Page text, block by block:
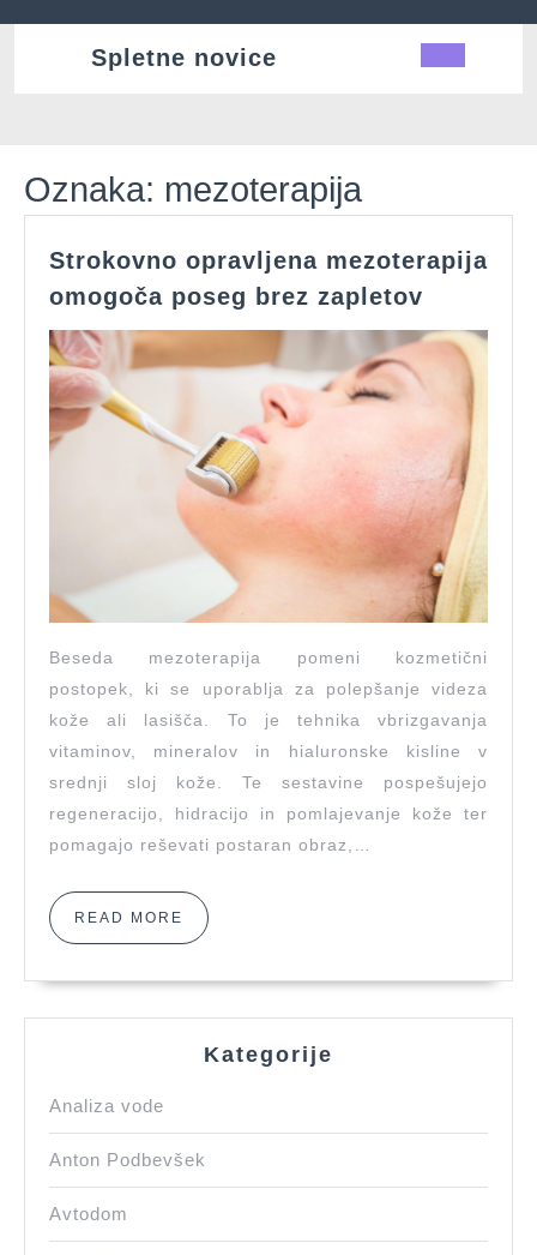
Spletne novice
Oznaka: mezoterapija
Strokovno opravljena mezoterapija
omogoča poseg brez zapletov
omogoča
brez
zapletov
Beseda mezoterapija pomeni kozmetični
postopek, ki se uporablja za polepšanje videza
kože ali lasišča. To je tehnika vbrizgavanja
vitaminov, mineralov in hialuronske kisline v
srednji sloj kože. Te sestavine pospešujejo
regeneracijo, hidracijo in pomlajevanje kože ter
pomagajo reševati postaran obraz,…
READ MORE READ
MORE
Kategorije
Analiza vode
Anton Podbevšek
Avtodom